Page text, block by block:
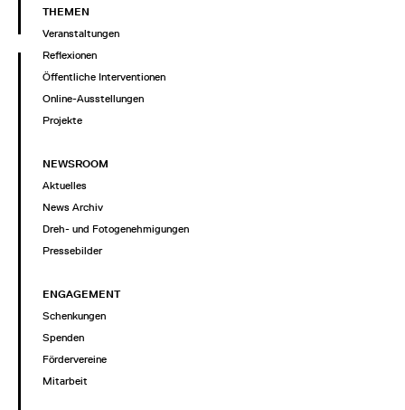
THEMEN
Veranstaltungen
Reflexionen
Öffentliche Interventionen
Online-Ausstellungen
Projekte
NEWSROOM
Aktuelles
News Archiv
Dreh- und Fotogenehmigungen
Pressebilder
ENGAGEMENT
Schenkungen
Spenden
Fördervereine
Mitarbeit